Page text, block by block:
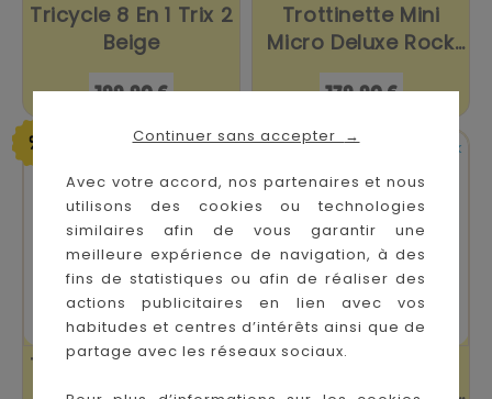
Continuer sans accepter →
Avec votre accord, nos partenaires et nous
utilisons des cookies ou technologies
similaires afin de vous garantir une
meilleure expérience de navigation, à des
fins de statistiques ou afin de réaliser des
actions publicitaires en lien avec vos
habitudes et centres d’intérêts ainsi que de
partage avec les réseaux sociaux.
Tricycle 8 En 1 Trix 2
Beige
Prix
199,90 €
Trottinette Mini
Micro Deluxe Rock
&...
Prix
179,90 €
En stock
Tricycle 5 En 1 Flash
Army Vert
En stock
Micro Deluxe Rock